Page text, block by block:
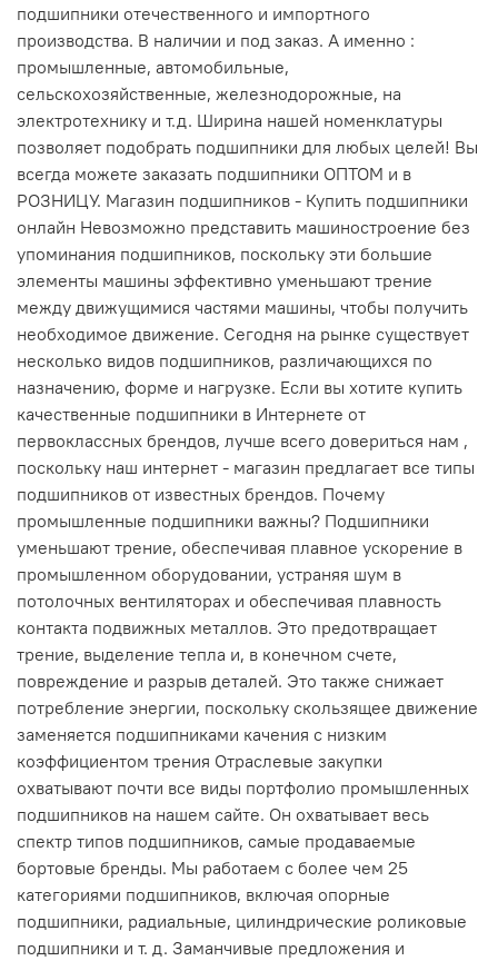
подшипники отечественного и импортного
производства. В наличии и под заказ. А именно :
промышленные, автомобильные,
сельскохозяйственные, железнодорожные, на
электротехнику и т.д. Ширина нашей номенклатуры
позволяет подобрать подшипники для любых целей! Вы
всегда можете заказать подшипники ОПТОМ и в
РОЗНИЦУ. Магазин подшипников - Купить подшипники
онлайн Невозможно представить машиностроение без
упоминания подшипников, поскольку эти большие
элементы машины эффективно уменьшают трение
между движущимися частями машины, чтобы получить
необходимое движение. Сегодня на рынке существует
несколько видов подшипников, различающихся по
назначению, форме и нагрузке. Если вы хотите купить
качественные подшипники в Интернете от
первоклассных брендов, лучше всего довериться нам ,
поскольку наш интернет - магазин предлагает все типы
подшипников от известных брендов. Почему
промышленные подшипники важны? Подшипники
уменьшают трение, обеспечивая плавное ускорение в
промышленном оборудовании, устраняя шум в
потолочных вентиляторах и обеспечивая плавность
контакта подвижных металлов. Это предотвращает
трение, выделение тепла и, в конечном счете,
повреждение и разрыв деталей. Это также снижает
потребление энергии, поскольку скользящее движение
заменяется подшипниками качения с низким
коэффициентом трения Отраслевые закупки
охватывают почти все виды портфолио промышленных
подшипников на нашем сайте. Он охватывает весь
спектр типов подшипников, самые продаваемые
бортовые бренды. Мы работаем с более чем 25
категориями подшипников, включая опорные
подшипники, радиальные, цилиндрические роликовые
подшипники и т. д. Заманчивые предложения и